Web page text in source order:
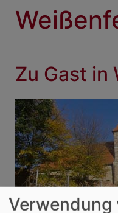
Zu Gast in
Verwendung